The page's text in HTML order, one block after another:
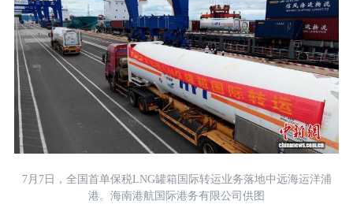
7月7日，全国首单保税LNG罐箱国际转运业务落地中远海运洋浦
港。海南港航国际港务有限公司供图